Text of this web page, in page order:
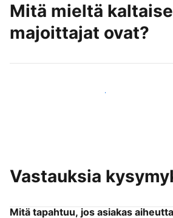
Mitä mieltä
majoittajat ovat?
Liity kaltaistesi majoittajien
Vastauksia
Mitä tapahtuu, jos asiakas